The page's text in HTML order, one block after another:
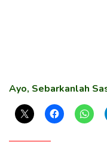
Ayo, Sebarkanlah